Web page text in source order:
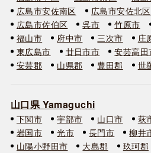
広島市安佐南区
広島市安佐北区
広島市佐伯区
呉市 竹原市
福山市
府中市 三次市 庄
東広島市
廿日市市 安芸高田
安芸郡
山県郡 豊田郡 世
山口県 Yamaguchi
下関市 宇部市 山口市 萩
岩国市
光市 長門市 柳井
山陽小野田市
大島郡 玖珂郡